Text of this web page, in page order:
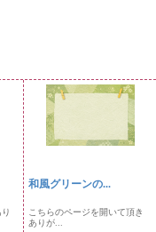
和風グリーンの...
こちらのページを開いて頂き
ありが...